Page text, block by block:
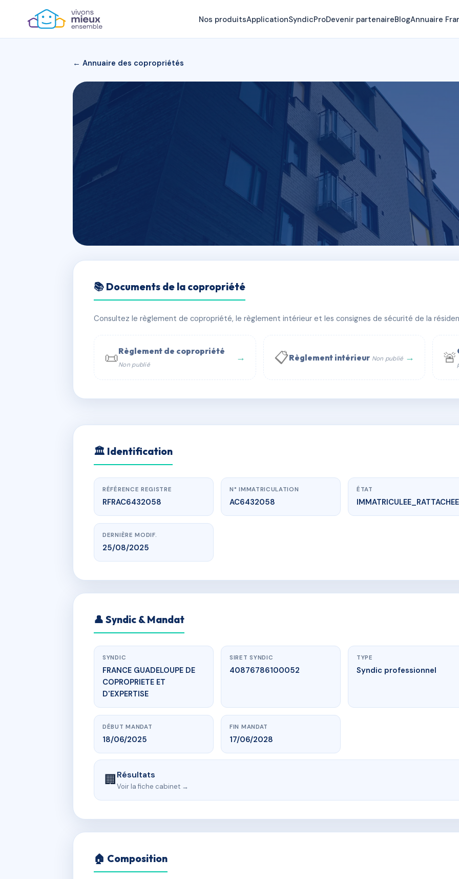
Nos produitsApplicationSyndicProDevenir partenaireBlogAnnuaire
← Annuaire des copropriétés
ANQUETIL IV
📍 baimbridge, 97139 Les Abymes
📞 Contacter Syndic Digital 💬 WhatsApp
📚 Documents de la copropriété
Consultez le règlement de copropriété, le règlement intérieur et les consignes de sécurité de la
📜Règlement de copropriété
Non publié
→ 📋Règlement intérieur Non publié → 🚨
AC6432058 🇫🇷
🏛 Identification
RÉFÉRENCE REGISTRE
RFRAC6432058
N° IMMATRICULATION
AC6432058
ÉTAT
IMMATRICULEE_RATTACHEE
DERNIÈRE MODIF.
25/08/2025
👤 Syndic & Mandat
SYNDIC
FRANCE GUADELOUPE DE
COPROPRIETE ET
D'EXPERTISE
SIRET SYNDIC
40876786100052
TYPE
Syndic professionnel
DÉBUT MANDAT
18/06/2025
FIN MANDAT
17/06/2028
🏢Résultats
Voir la fiche cabinet →
🏠 Composition